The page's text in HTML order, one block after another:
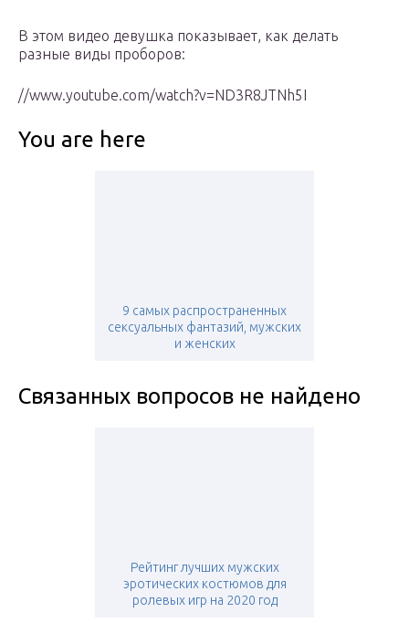
В этом видео девушка показывает, как делать
разные виды проборов:
//www.youtube.com/watch?v=ND3R8JTNh5I
You are here
9 самых распространенных
сексуальных фантазий, мужских
и женских
Связанных вопросов не найдено
Рейтинг лучших мужских
эротических костюмов для
ролевых игр на 2020 год